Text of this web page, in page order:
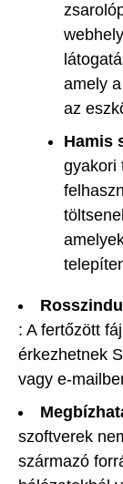
amely
az
Hamis
gyakori
: A fertőzött
érkezhetnek
vagy e-
szoftverek
származó